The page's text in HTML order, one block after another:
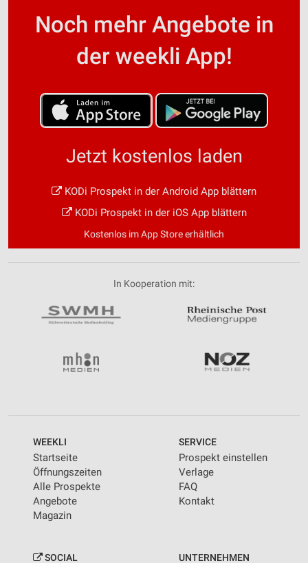
Noch mehr Angebote in
der weekli App!
Jetzt kostenlos laden
KODi Prospekt in der Android App blättern
KODi Prospekt in der iOS App blättern
Kostenlos im App Store erhältlich
In Kooperation mit:
WEEKLI
Startseite
Öffnungszeiten
Alle Prospekte
Angebote
Magazin
SERVICE
Prospekt einstellen
Verlage
FAQ
Kontakt
SOCIAL UNTERNEHMEN